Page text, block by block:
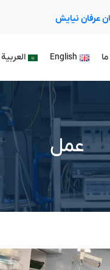
عرفان نیایش
English العربية
عمل